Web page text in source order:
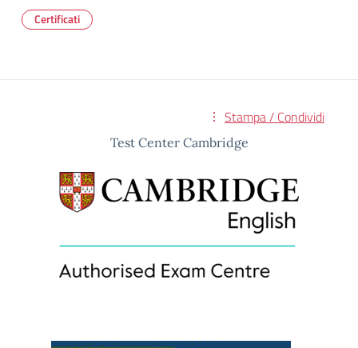
Certificati
Stampa / Condividi
Test Center Cambridge